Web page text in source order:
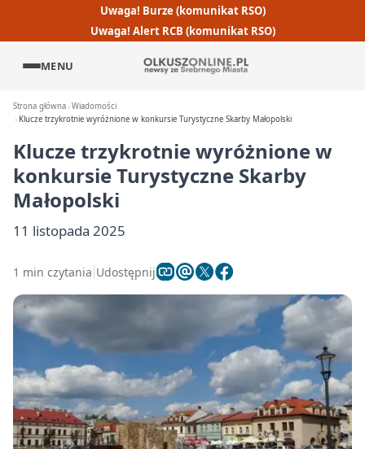
Uwaga! Burze (komunikat RSO)
Uwaga! Alert RCB (komunikat RSO)
MENU
Strona główna Wiadomości
Klucze trzykrotnie wyróżnione w konkursie Turystyczne Skarby Małopolski
Klucze trzykrotnie wyróżnione w
konkursie Turystyczne Skarby
Małopolski
11 listopada 2025
1 min czytania Udostępnij